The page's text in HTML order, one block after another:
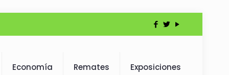
Economía Remates Exposiciones